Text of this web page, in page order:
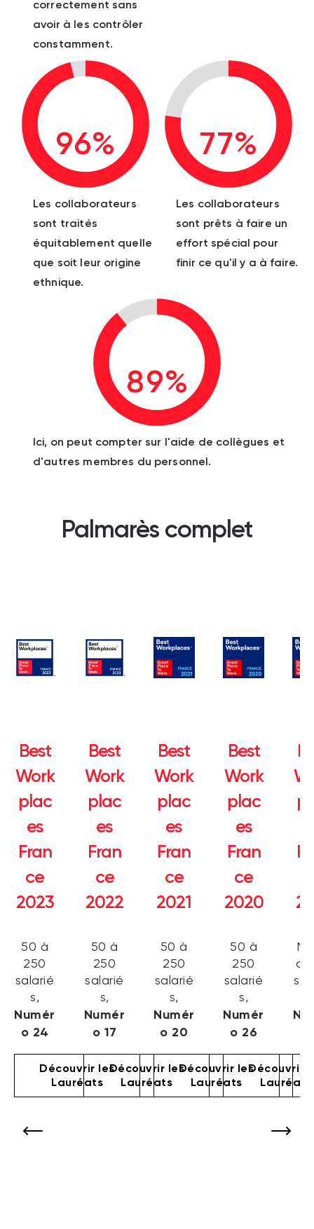
correctement sans
avoir à les contrôler
constamment.
96%
Les collaborateurs
sont traités
équitablement quelle
que soit leur origine
ethnique.
77%
Les collaborateurs
sont prêts à faire un
effort spécial pour
finir ce qu'il y a à faire.
89%
Ici, on peut compter sur l'aide de collègues et
d'autres membres du personnel.
Palmarès complet
Best
Work
plac
es
Fran
ce
2023
50 à
250
salarié
s,
Numér
o 24
Découvrir les
Lauréats
Best
Work
plac
es
Fran
ce
2022
50 à
250
salarié
s,
Numér
o 17
Découvrir les
Lauréats
Best
Work
plac
es
Fran
ce
2021
50 à
250
salarié
s,
Numér
o 20
Découvrir les
Lauréats
Best
Work
plac
es
Fran
ce
2020
50 à
250
salarié
s,
Numér
o 26
Découvrir
Lauréats
de